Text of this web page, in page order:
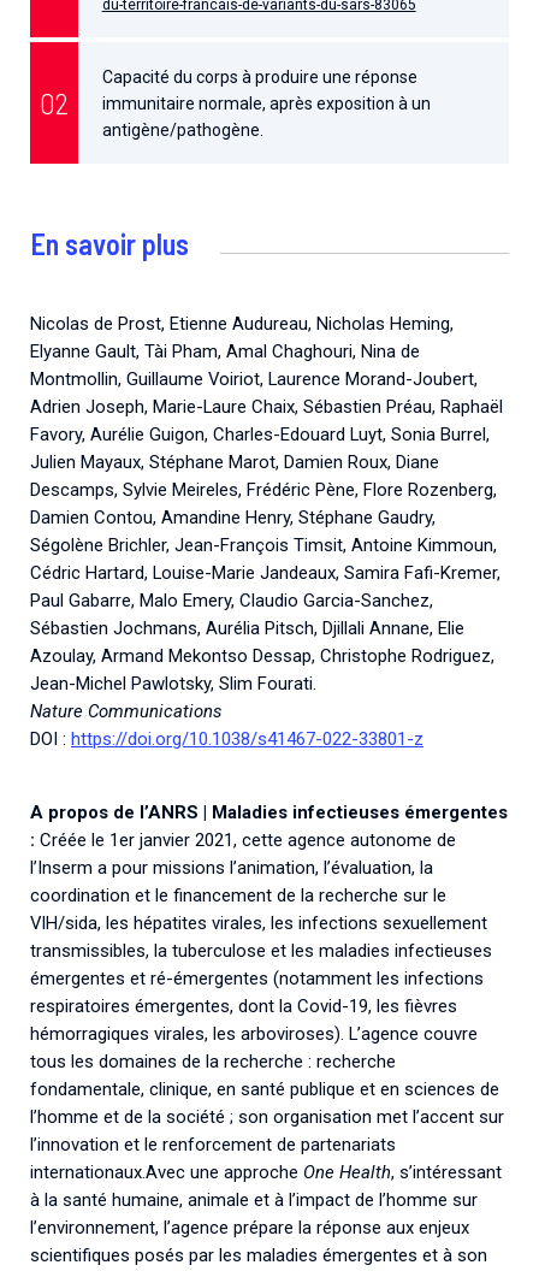
du-territoire-francais-de-variants-du-sars-83065
Capacité du corps à produire une réponse
immunitaire normale, après exposition à un
antigène/pathogène.
En savoir plus
Nicolas de Prost, Etienne Audureau, Nicholas Heming,
Elyanne Gault, Tài Pham, Amal Chaghouri, Nina de
Montmollin, Guillaume Voiriot, Laurence Morand-Joubert,
Adrien Joseph, Marie-Laure Chaix, Sébastien Préau, Raphaël
Favory, Aurélie Guigon, Charles-Edouard Luyt, Sonia Burrel,
Julien Mayaux, Stéphane Marot, Damien Roux, Diane
Descamps, Sylvie Meireles, Frédéric Pène, Flore Rozenberg,
Damien Contou, Amandine Henry, Stéphane Gaudry,
Ségolène Brichler, Jean-François Timsit, Antoine Kimmoun,
Cédric Hartard, Louise-Marie Jandeaux, Samira Fafi-Kremer,
Paul Gabarre, Malo Emery, Claudio Garcia-Sanchez,
Sébastien Jochmans, Aurélia Pitsch, Djillali Annane, Elie
Azoulay, Armand Mekontso Dessap, Christophe Rodriguez,
Jean-Michel Pawlotsky, Slim Fourati.
Nature Communications
DOI : https://doi.org/10.1038/s41467-022-33801-z
A propos de l’ANRS | Maladies infectieuses émergentes
: Créée le 1er janvier 2021, cette agence autonome de
l’Inserm a pour missions l’animation, l’évaluation, la
coordination et le financement de la recherche sur le
VIH/sida, les hépatites virales, les infections sexuellement
transmissibles, la tuberculose et les maladies infectieuses
émergentes et ré-émergentes (notamment les infections
respiratoires émergentes, dont la Covid-19, les fièvres
hémorragiques virales, les arboviroses). L’agence couvre
tous les domaines de la recherche : recherche
fondamentale, clinique, en santé publique et en sciences de
l’homme et de la société ; son organisation met l’accent sur
l’innovation et le renforcement de partenariats
internationaux.Avec une approche One Health, s’intéressant
à la santé humaine, animale et à l’impact de l’homme sur
l’environnement, l’agence prépare la réponse aux enjeux
scientifiques posés par les maladies émergentes et à son